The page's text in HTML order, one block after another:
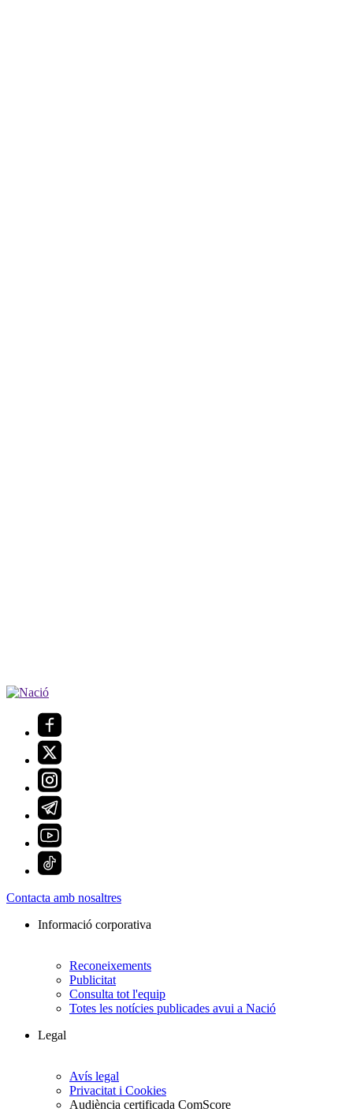
Contacta amb nosaltres
Informació corporativa
Reconeixements
Publicitat
Consulta tot l'equip
Totes les notícies publicades avui a Nació
Legal
Avís legal
Privacitat i Cookies
Audiència certificada ComScore